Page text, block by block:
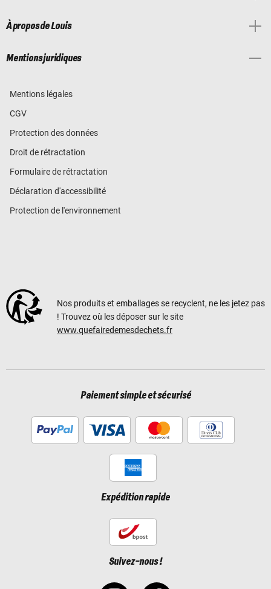
À propos de Louis
Mentions juridiques
Mentions légales
CGV
Protection des données
Droit de rétractation
Formulaire de rétractation
Déclaration d'accessibilité
Protection de l'environnement
Nos produits et emballages se recyclent, ne les jetez pas
! Trouvez où les déposer sur le site
www.quefairedemesdechets.fr
Paiement simple et sécurisé
Expédition rapide
Suivez-nous !